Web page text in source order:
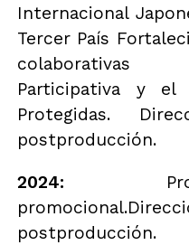
Internacional
Tercer País
colaborativas
Participativa y el
Protegidas.
postproducción.
2024:
postproducción.